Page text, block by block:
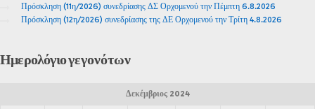
Πρόσκληση (11η/2026) συνεδρίασης ΔΣ Ορχομενού την Πέμπτη 6.8.2026
Πρόσκληση (12η/2026) συνεδρίασης της ΔΕ Ορχομενού την Τρίτη 4.8.2026
Ημερολόγιογεγονότων
Δεκέμβριος 2024